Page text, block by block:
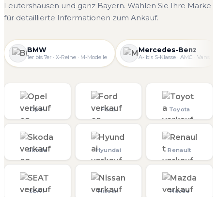
Leutershausen und ganz Bayern. Wählen Sie Ihre Marke
für detaillierte Informationen zum Ankauf.
BMW
1er bis 7er · X-Reihe · M-Modelle
Mercedes-Benz
A- bis S-Klasse · AMG · Vans
Opel Ford Toyota
Skoda Hyundai Renault
SEAT Nissan Mazda